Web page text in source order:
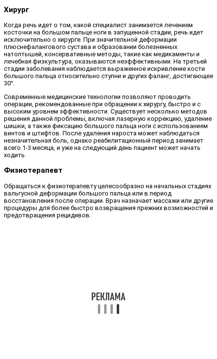
Хирург
Когда речь идет о том, какой специалист занимается лечением
косточки на большом пальце ноги в запущенной стадии, речь идет
исключительно о хирурге. При значительной деформации
плюснефалангового сустава и образовании болезненных
натоптышей, консервативные методы, такие как медикаменты и
лечебная физкультура, оказываются неэффективными. На третьей
стадии заболевания наблюдается выраженное искривление кости
большого пальца относительно ступни и других фаланг, достигающее
30°.
Современные медицинские технологии позволяют проводить
операции, рекомендованные при обращении к хирургу, быстро и с
высоким уровнем эффективности. Существует несколько методов
решения данной проблемы, включая лазерную коррекцию, удаление
шишки, а также фиксацию большого пальца ноги с использованием
винтов и штифтов. После удаления нароста может наблюдаться
незначительная боль, однако реабилитационный период занимает
всего 1-3 месяца, и уже на следующий день пациент может начать
ходить.
Физиотерапевт
Обращаться к физиотерапевту целесообразно на начальных стадиях
вальгусной деформации большого пальца или в период
восстановления после операции. Врач назначает массажи или другие
процедуры для более быстро возвращения прежних возможностей и
предотвращения рецидивов.